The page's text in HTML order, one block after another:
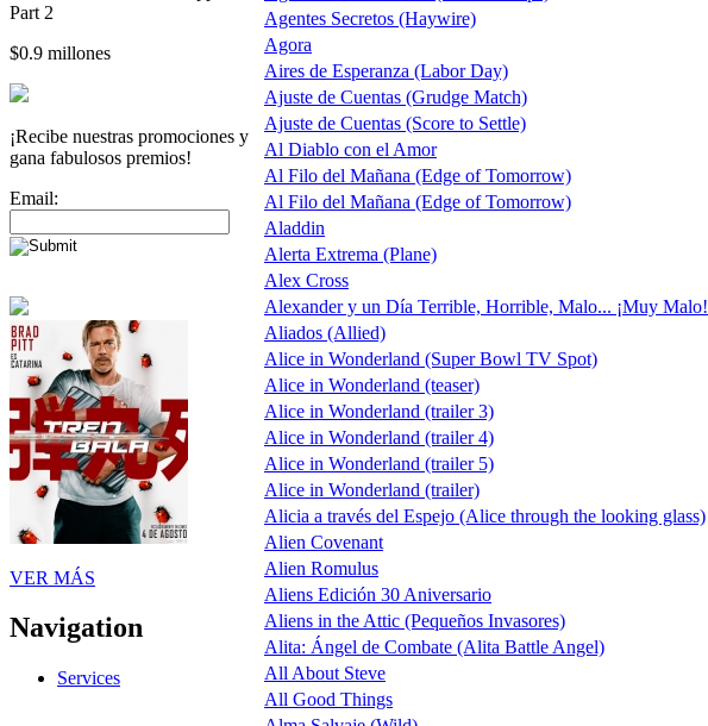
Part 2
$0.9 millones
¡Recibe nuestras promociones y
gana fabulosos premios!
Email:
VER MÁS
Navigation
Services
Agentes Secretos (Haywire)
Agora
Aires de Esperanza (Labor Day)
Ajuste de Cuentas (Grudge Match)
Ajuste de Cuentas (Score to Settle)
Al Diablo con el Amor
Al Filo del Mañana (Edge of Tomorrow)
Al Filo del Mañana (Edge of Tomorrow)
Aladdin
Alerta Extrema (Plane)
Alex Cross
Alexander y un Día Terrible, Horrible, Malo... ¡Muy Malo!
Aliados (Allied)
Alice in Wonderland (Super Bowl TV Spot)
Alice in Wonderland (teaser)
Alice in Wonderland (trailer 3)
Alice in Wonderland (trailer 4)
Alice in Wonderland (trailer 5)
Alice in Wonderland (trailer)
Alicia a través del Espejo (Alice through the looking glass)
Alien Covenant
Alien Romulus
Aliens Edición 30 Aniversario
Aliens in the Attic (Pequeños Invasores)
Alita: Ángel de Combate (Alita Battle Angel)
All About Steve
All Good Things